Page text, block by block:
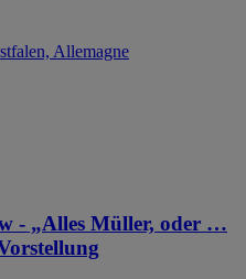
Allemagne
- „Alles Müller, oder …